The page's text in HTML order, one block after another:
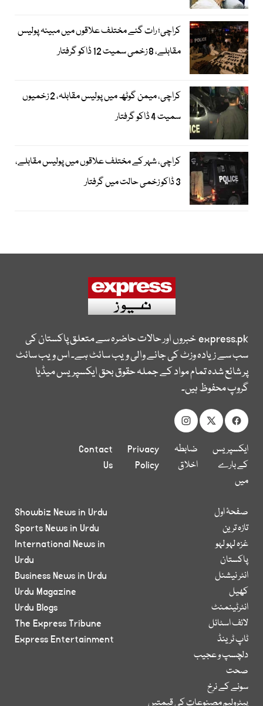
کراچی؛ رات گئے مختلف علاقوں میں مبینہ پولیس
مقابلے، 8 زخمی سمیت 12 ڈاکو گرفتار
کراچی، میمن گوٹھ میں پولیس مقابلہ، 2 زخمیوں
سمیت 4 ڈاکو گرفتار
کراچی، شہر کے مختلف علاقوں میں پولیس مقابلے،
3 ڈاکو زخمی حالت میں گرفتار
express.pkخبروں اور حالات حاضرہ سے متعلق پاکستان کی
سب سے زیادہ وزٹ کی جانے والی ویب سائٹ ہے۔ اس ویب سائٹ
پر شائع شدہ تمام مواد کے جملہ حقوق بحق ایکسپریس میڈیا
گروپ محفوظ ہیں۔
ایکسپریس
کے بارے
میں
ضابطہ
اخلاق
Privacy
Policy
Contact
Us
صفحۂ اول
تازہ ترین
غزہ لہو لہو
پاکستان
انٹر نیشنل
کھیل
انٹرٹینمنٹ
لائف اسٹائل
ٹاپ ٹرینڈ
دلچسپ و عجیب
صحت
سونے کے نرخ
پیٹرولیم مصنوعات کی قیمتیں
Showbiz News in Urdu
Sports News in Urdu
International News in
Urdu
Business News in Urdu
Urdu Magazine
Urdu Blogs
The Express Tribune
Express Entertainment